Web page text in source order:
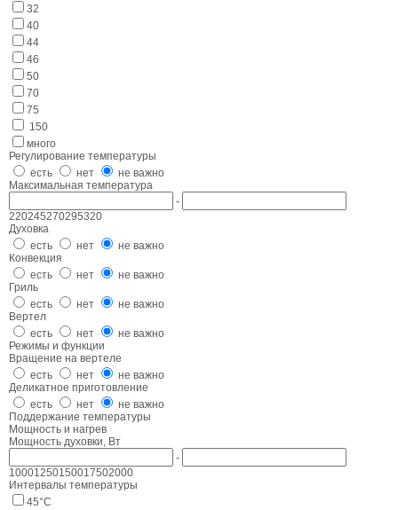
32
40
44
46
50
70
75
150
много
Регулирование температуры
есть
нет
не важно
Максимальная температура
-
220245270295320
Духовка
есть
нет
не важно
Конвекция
есть
нет
не важно
Гриль
есть
нет
не важно
Вертел
есть
нет
не важно
Режимы и функции
Вращение на вертеле
есть
нет
не важно
Деликатное приготовление
есть
нет
не важно
Поддержание температуры
Мощность и нагрев
Мощность духовки, Вт
-
10001250150017502000
Интервалы температуры
45°С